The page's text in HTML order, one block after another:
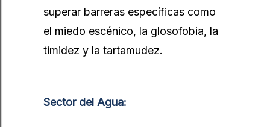
superar barreras específicas como
el miedo escénico, la glosofobia, la
timidez y la tartamudez.
Sector del Agua: